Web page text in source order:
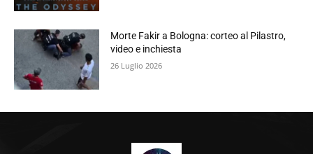
Morte Fakir a Bologna: corteo al Pilastro,
video e inchiesta
26 Luglio 2026